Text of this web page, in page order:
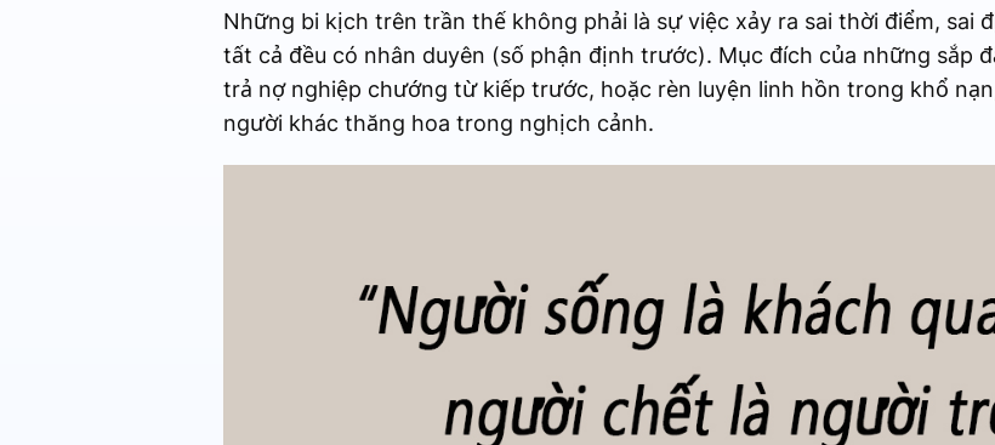
Những bi kịch trên trần thế không phải là sự việc xảy ra sai thời điểm, sai
tất cả đều có nhân duyên (số phận định trước). Mục đích của những sắp
trả nợ nghiệp chướng từ kiếp trước, hoặc rèn luyện linh hồn trong khổ
người khác thăng hoa trong nghịch cảnh.